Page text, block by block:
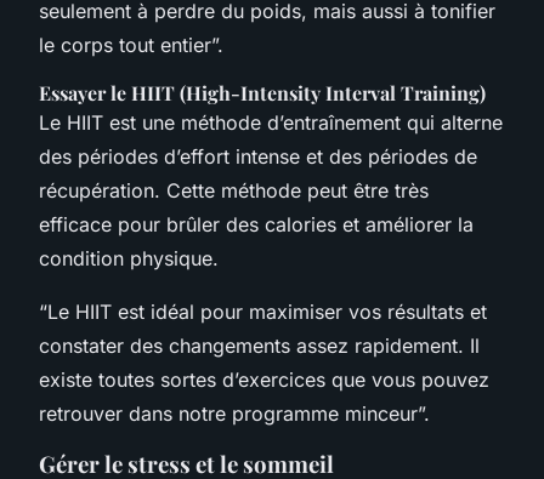
seulement à perdre du poids, mais aussi à tonifier
le corps tout entier”.
Essayer le HIIT (High-Intensity Interval Training)
Le HIIT est une méthode d’entraînement qui alterne
des périodes d’effort intense et des périodes de
récupération. Cette méthode peut être très
efficace pour brûler des calories et améliorer la
condition physique.
“Le HIIT est idéal pour maximiser vos résultats et
constater des changements assez rapidement. Il
existe toutes sortes d’exercices que vous pouvez
retrouver dans notre programme minceur”.
Gérer le stress et le sommeil